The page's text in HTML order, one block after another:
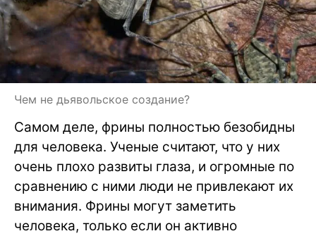
Чем не дьявольское создание?
Самом деле, фрины полностью безобидны
для человека. Ученые считают, что у них
очень плохо развиты глаза, и огромные по
сравнению с ними люди не привлекают их
внимания. Фрины могут заметить
человека, только если он активно